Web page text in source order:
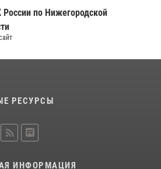
12:26
по Нижегородской
РЕСУРСЫ
ИНФОРМАЦИЯ